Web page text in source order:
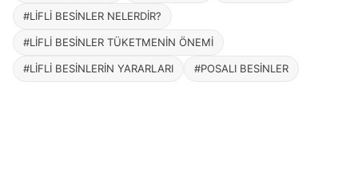
#LİFLİ BESİNLER NELERDİR?
#LİFLİ BESİNLER TÜKETMENİN ÖNEMİ
#LİFLİ BESİNLERİN YARARLARI #POSALI BESİNLER